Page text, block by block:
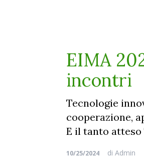
EIMA
incontri
Tecnologie
cooperazione,
E il tanto
10/25/2024 di Admin